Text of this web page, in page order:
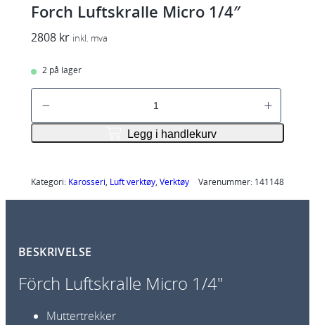
Forch Luftskralle Micro 1/4″
2808 kr inkl. mva
2 på lager
F
L
u
s
r
Legg i handlekurv
Kategori: Karosseri, Luft verktøy, Verktøy Varenummer: 141148
BESKRIVELSE
Förch Luftskralle Micro 1/4″
Muttertrekker